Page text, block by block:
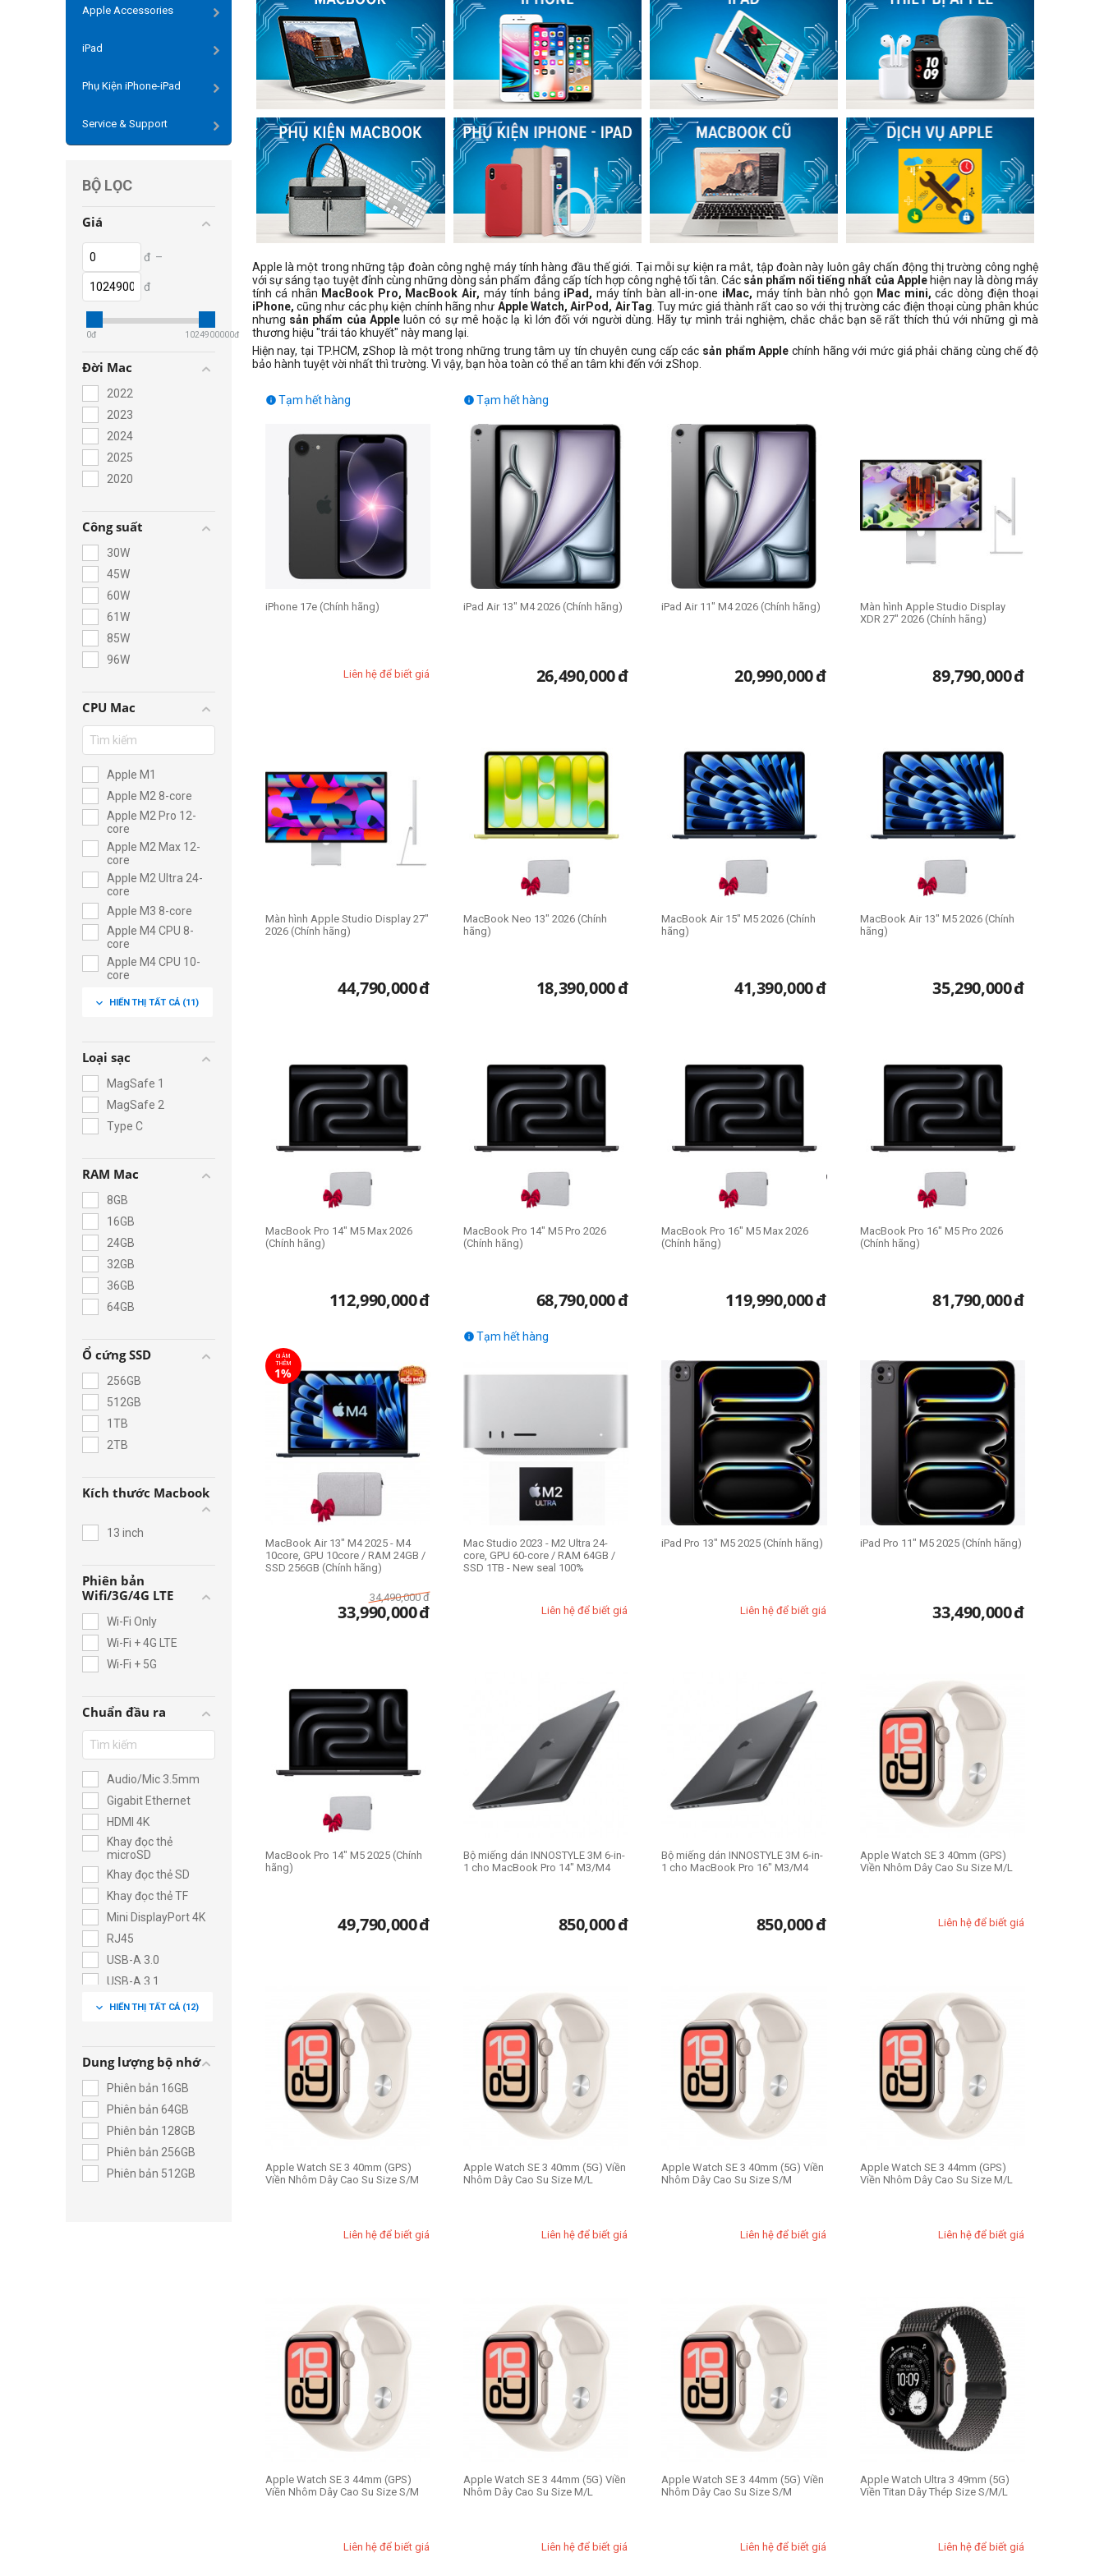
Apple Accessories
iPad
Phụ Kiện iPhone-iPad
Service & Support
BỘ LỌC
Giá
đ –
đ
0đ 1024900000đ
Đời Mac
2022
2023
2024
2025
2020
Công suất
30W
45W
60W
61W
85W
96W
CPU Mac
Apple M1
Apple M2 8-core
Apple M2 Pro 12-
core
Apple M2 Max 12-
core
Apple M2 Ultra 24-
core
Apple M3 8-core
Apple M4 CPU 8-
core
Apple M4 CPU 10-
core
12-core
Apple M4 Max CPU
14-core
expand_more HIỂN THỊ TẤT CẢ (11)
Loại sạc
MagSafe 1
MagSafe 2
Type C
RAM Mac
8GB
16GB
24GB
32GB
36GB
64GB
Ổ cứng SSD
256GB
512GB
1TB
2TB
Kích thước Macbook
13 inch
Phiên bản
Wifi/3G/4G LTE
Wi-Fi Only
Wi-Fi + 4G LTE
Wi-Fi + 5G
Chuẩn đầu ra
Audio/Mic 3.5mm
Gigabit Ethernet
HDMI 4K
Khay đọc thẻ
microSD
Khay đọc thẻ SD
Khay đọc thẻ TF
Mini DisplayPort 4K
RJ45
USB-A 3.0
USB-A 3.1
USB-C
expand_more HIỂN THỊ TẤT CẢ (12)
Dung lượng bộ nhớ
Phiên bản 16GB
Phiên bản 64GB
Phiên bản 128GB
Phiên bản 256GB
Phiên bản 512GB
Apple là một trong những tập đoàn công nghệ máy tính hàng đầu thế giới. Tại mỗi sự kiện ra mắt, tập đoàn này luôn gây chấn động thị trường công nghệ
với sự sáng tạo tuyệt đỉnh cùng những dòng sản phẩm đẳng cấp tích hợp công nghệ tối tân. Các sản phẩm nổi tiếng nhất của Applehiện nay là dòng máy
tính cá nhân MacBook Pro, MacBook Air, máy tính bảng iPad, máy tính bàn all-in-one iMac, máy tính bàn nhỏ gọn Mac mini, các dòng điện thoại
iPhone,cũng như các phụ kiện chính hãng như Apple Watch, AirPod, AirTag. Tuy mức giá thành rất cao so với thị trường các điện thoại cùng phân khúc
nhưng sản phẩm của Appleluôn có sự mê hoặc lạ kì lớn đối với người dùng. Hãy tự mình trải nghiệm, chắc chắc bạn sẽ rất thích thú với những gì mà
thương hiệu "trái táo khuyết" này mang lại.
Hiện nay, tại TP.HCM, zShop là một trong những trung tâm uy tín chuyên cung cấp các sản phẩm Apple chính hãng với mức giá phải chăng cùng chế độ
bảo hành tuyệt vời nhất thì trường. Vì vậy, bạn hòa toàn có thể an tâm khi đến với zShop.
Tạm hết hàng

iPhone 17e (Chính hãng)
Liên hệ để biết giá
Tạm hết hàng

iPad Air 13" M4 2026 (Chính hãng)
26,490,000đ
iPad Air 11" M4 2026 (Chính hãng)
20,990,000đ
Màn hình Apple Studio Display
XDR 27" 2026 (Chính hãng)
89,790,000đ
Màn hình Apple Studio Display 27"
2026 (Chính hãng)
44,790,000đ
MacBook Neo 13" 2026 (Chính
hãng)
18,390,000đ
MacBook Air 15" M5 2026 (Chính
hãng)
41,390,000đ
MacBook Air 13" M5 2026 (Chính
hãng)
35,290,000đ
MacBook Pro 14" M5 Max 2026
(Chính hãng)
112,990,000đ
MacBook Pro 14" M5 Pro 2026
(Chính hãng)
68,790,000đ
MacBook Pro 16" M5 Max 2026
(Chính hãng)
119,990,000đ
MacBook Pro 16" M5 Pro 2026
(Chính hãng)
81,790,000đ
GIẢM
THÊM
1%
MacBook Air 13" M4 2025 - M4
10core, GPU 10core / RAM 24GB /
SSD 256GB (Chính hãng)
34,490,000 đ
33,990,000đ
Tạm hết hàng

Mac Studio 2023 - M2 Ultra 24-
core, GPU 60-core / RAM 64GB /
SSD 1TB - New seal 100%
Liên hệ để biết giá
iPad Pro 13" M5 2025 (Chính hãng)
Liên hệ để biết giá
iPad Pro 11" M5 2025 (Chính hãng)
33,490,000đ
MacBook Pro 14" M5 2025 (Chính
hãng)
49,790,000đ
Bộ miếng dán INNOSTYLE 3M 6-in-
1 cho MacBook Pro 14" M3/M4
850,000đ
Bộ miếng dán INNOSTYLE 3M 6-in-
1 cho MacBook Pro 16" M3/M4
850,000đ
Apple Watch SE 3 40mm (GPS)
Viền Nhôm Dây Cao Su Size M/L
Liên hệ để biết giá
Apple Watch SE 3 40mm (GPS)
Viền Nhôm Dây Cao Su Size S/M
Liên hệ để biết giá
Apple Watch SE 3 40mm (5G) Viền
Nhôm Dây Cao Su Size M/L
Liên hệ để biết giá
Apple Watch SE 3 40mm (5G) Viền
Nhôm Dây Cao Su Size S/M
Liên hệ để biết giá
Apple Watch SE 3 44mm (GPS)
Viền Nhôm Dây Cao Su Size M/L
Liên hệ để biết giá
Apple Watch SE 3 44mm (GPS)
Viền Nhôm Dây Cao Su Size S/M
Liên hệ để biết giá
Apple Watch SE 3 44mm (5G) Viền
Nhôm Dây Cao Su Size M/L
Liên hệ để biết giá
Apple Watch SE 3 44mm (5G) Viền
Nhôm Dây Cao Su Size S/M
Liên hệ để biết giá
Apple Watch Ultra 3 49mm (5G)
Viền Titan Dây Thép Size S/M/L
Liên hệ để biết giá